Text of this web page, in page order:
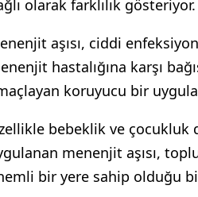
olarak farklılık gösteriyor.
aşısı, ciddi
hastalığına karşı
koruyucu bir
bebeklik ve çocukluk
menenjit aşısı,
bir yere sahip olduğu